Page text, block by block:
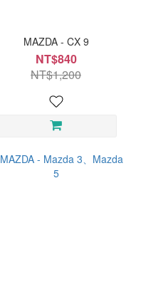
MAZDA - CX 9
NT$840
NT$1,200